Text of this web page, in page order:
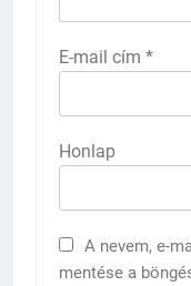
E-mail cím *
Honlap
A nevem, e-
mentése a